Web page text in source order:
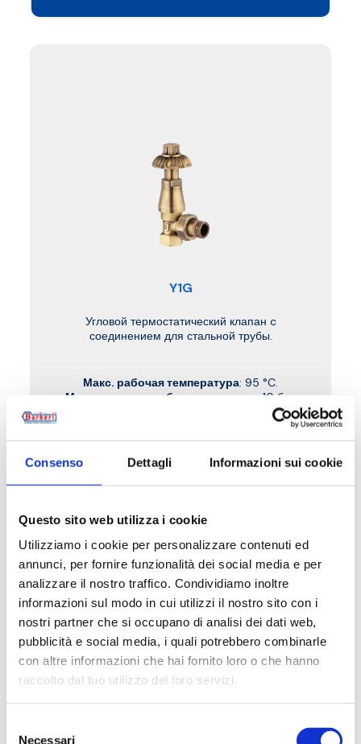
Consenso Dettagli Informazioni sui cookie
Questo sito web utilizza i cookie
Utilizziamo i cookie per personalizzare contenuti ed
annunci, per fornire funzionalità dei social media e per
analizzare il nostro traffico. Condividiamo inoltre
informazioni sul modo in cui utilizzi il nostro sito con i
nostri partner che si occupano di analisi dei dati web,
pubblicità e social media, i quali potrebbero combinarle
con altre informazioni che hai fornito loro o che hanno
raccolto dal tuo utilizzo dei loro servizi.
Necessari
Y1G
Угловой термостатический клапан c
соединением для стальной трубы.
Макс. рабочая температура: 95 °C.
Максимальное рабочее давление: 10 бар
Перейти к изделию